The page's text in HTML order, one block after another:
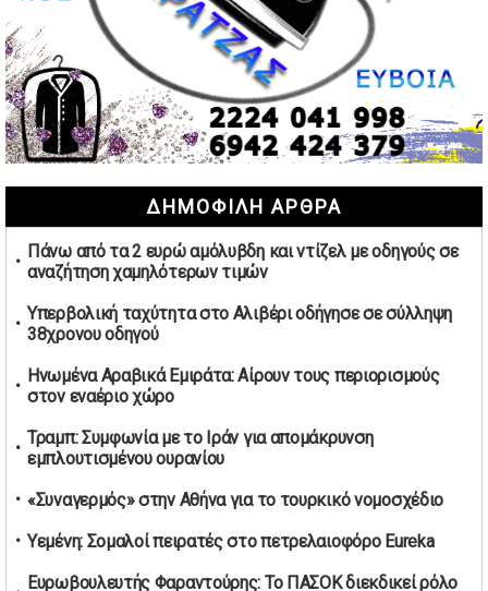
Αταμάν: Κανείς δεν έχει δικαίωμα να μιλά για τον πρόεδρο
και την οικογένειά του
02/05/2026 | 15:59
Μαρινάκης: Ο Ανδρουλάκης υπαναχώρησε στις
συμφωνίες για τις Ανεξάρτητες Αρχές
02/05/2026 | 09:36
Ψηφιακός έλεγχος στην αγορά: QR code για πωλήσεις
καπνικών και αλκοόλ σε 88.000 σημεία
02/05/2026 | 06:26
Καύσιμα αεροσκαφών: Διαβεβαιώσεις ΕΕ για επάρκεια
01/05/2026 | 19:54
Βελόπουλος: Κριτική σε πολιτικούς αρχηγούς για
δηλώσεις την Πρωτομαγιά
01/05/2026 | 19:33
Υπερβολική ταχύτητα στο Αλιβέρι οδήγησε σε σύλληψη
38χρονου οδηγού
01/05/2026 | 19:12
Υποψηφιότητες για τις εκλογές νέας διοίκησης του ΑΟ
Νέων Στύρων
01/05/2026 | 15:57
Τουρκία: Ένταση στις συγκεντρώσεις για την Πρωτομαγιά
ΔΗΜΟΦΙΛΗ ΑΡΘΡΑ
Πάνω από τα 2 ευρώ αμόλυβδη και ντίζελ με οδηγούς σε
αναζήτηση χαμηλότερων τιμών
Υπερβολική ταχύτητα στο Αλιβέρι οδήγησε σε σύλληψη
38χρονου οδηγού
Ηνωμένα Αραβικά Εμιράτα: Αίρουν τους περιορισμούς
στον εναέριο χώρο
Τραμπ: Συμφωνία με το Ιράν για απομάκρυνση
εμπλουτισμένου ουρανίου
«Συναγερμός» στην Αθήνα για το τουρκικό νομοσχέδιο
Υεμένη: Σομαλοί πειρατές στο πετρελαιοφόρο Eureka
Ευρωβουλευτής Φαραντούρης: Το ΠΑΣΟΚ διεκδικεί ρόλο